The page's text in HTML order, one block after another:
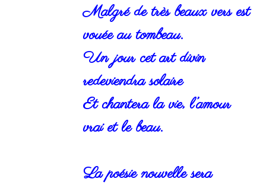
Malgré de très beaux vers est
vouée au tombeau.
Un jour cet art divin
redeviendra solaire
Et chantera la vie, l’amour
vrai et le beau.
La poésie nouvelle sera